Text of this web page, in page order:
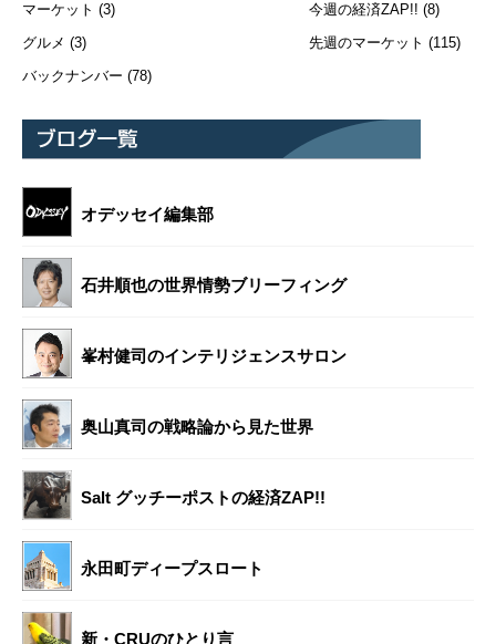
マーケット (3)
グルメ (3)
バックナンバー (78)
今週の経済ZAP!! (8)
先週のマーケット (115)
オデッセイ編集部
石井順也の世界情勢ブリーフィング
峯村健司のインテリジェンスサロン
奥山真司の戦略論から見た世界
Salt グッチーポストの経済ZAP!!
永田町ディープスロート
新・CRUのひとり言